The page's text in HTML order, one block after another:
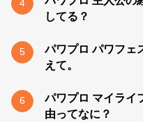
4
してる？
5
パワプロ パワフェ
えて。
6
パワプロ マイライ
由ってなに？